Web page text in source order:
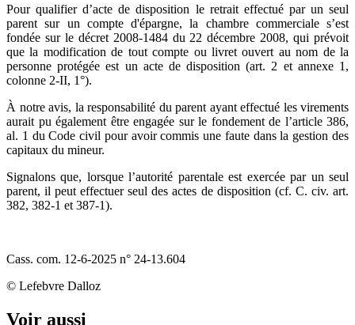
Pour qualifier d’acte de disposition le retrait effectué par un seul
parent sur un compte d'épargne, la chambre commerciale s’est
fondée sur le décret 2008-1484 du 22 décembre 2008, qui prévoit
que la modification de tout compte ou livret ouvert au nom de la
personne protégée est un acte de disposition (art. 2 et annexe 1,
colonne 2-II, 1°).
À notre avis, la responsabilité du parent ayant effectué les virements
aurait pu également être engagée sur le fondement de l’article 386,
al. 1 du Code civil pour avoir commis une faute dans la gestion des
capitaux du mineur.
Signalons que, lorsque l’autorité parentale est exercée par un seul
parent, il peut effectuer seul des actes de disposition (cf. C. civ. art.
382, 382-1 et 387-1).
Cass. com. 12-6-2025 n° 24-13.604
© Lefebvre Dalloz
Voir aussi